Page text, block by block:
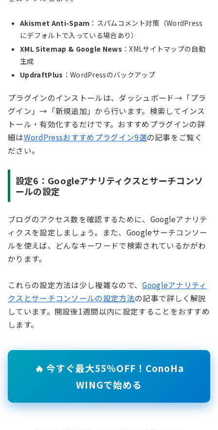
Akismet Anti-Spam ：スパムコメント対策（WordPress
にデフォルトで入っている場合あり）
XML Sitemap & Google News ：XMLサイトマップの自動
生成
UpdraftPlus ：WordPressのバックアップ
プラグインのインストールは、ダッシュボード→「プラ
グイン」→「新規追加」から行います。検索してインス
トール・有効化するだけです。おすすめプラグインの詳
細はWordPressおすすめプラグイン9選の記事をご覧く
ださい。
設定6：Googleアナリティクスとサーチコンソ
ールの設定
ブログのアクセス数を確認するために、Googleアナリテ
ィクスを設定しましょう。また、Googleサーチコンソー
ルを使えば、どんなキーワードで検索されているかがわ
かります。
これらの設定方法は少し複雑なので、Googleアナリティ
クスとサーチコンソールの設定方法の記事で詳しく解説
しています。開設後1週間以内に設定することをおすすめ
します。
🔥 今すぐ最大55%OFF！ConoHa
WINGで始める